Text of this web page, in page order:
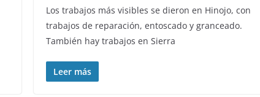
Los trabajos más visibles se dieron en Hinojo, con
trabajos de reparación, entoscado y granceado.
También hay trabajos en Sierra
Leer más